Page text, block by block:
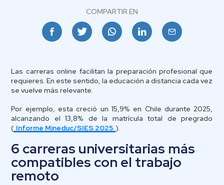
COMPARTIR EN
Facebook Twitter Whatsapp Linkedin
Las carreras online facilitan la preparación profesional que
requieres. En este sentido, la educación a distancia cada vez
se vuelve más relevante.
Por ejemplo, esta creció un 15,9% en Chile durante 2025,
alcanzando el 13,8% de la matrícula total de pregrado
( Informe Mineduc/SIES 2025 ).
6 carreras universitarias más
compatibles con el trabajo
remoto